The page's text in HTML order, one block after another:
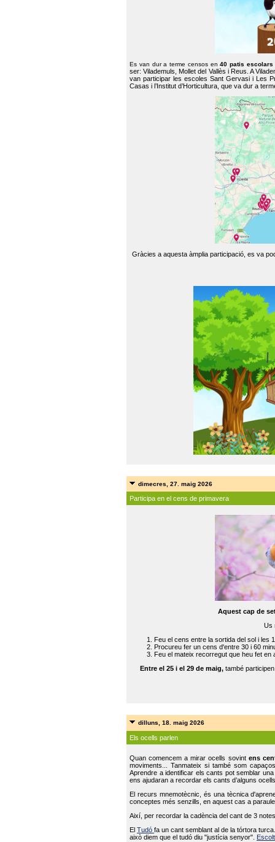
Es van dur a terme censos en40 patis escolars
ser: Vilademuls, Mollet del Vallès i Reus. A
van participar les escoles Sant Gervasi i Les
Casas i l’Institut d’Horticultura, que va dur a
Gràcies a aquesta àmplia participació, es va
dimecres, 27. maig 2026
Participa en el cens de primavera
Aquest cap de
Us
Feu el cens entre la sortida del sol i les
Procureu fer un cens d'entre 30 i 60
Feu el mateix recorregut que heu fet en
Entre el 25 i el 29 de maig, també
dilluns, 18. maig 2026
Els ocells parlen
Quan comencem a mirar ocells sovint ens
moviments... Tanmateix si també som
Aprendre a identificar els cants pot semblar
ens ajudaran a recordar els cants d’alguns
El recurs mnemotècnic, és una tècnica
conceptes més senzills, en aquest cas a
Així, per recordar la cadència del cant de 3
ElTudófa un cant semblant al de la tórtora
això diem que el tudó diu "justícia senyor".